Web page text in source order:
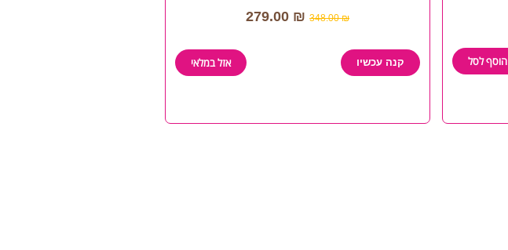
הוסף לסל
348.00₪
279.00 ₪
אזל במלאי קנה עכשיו